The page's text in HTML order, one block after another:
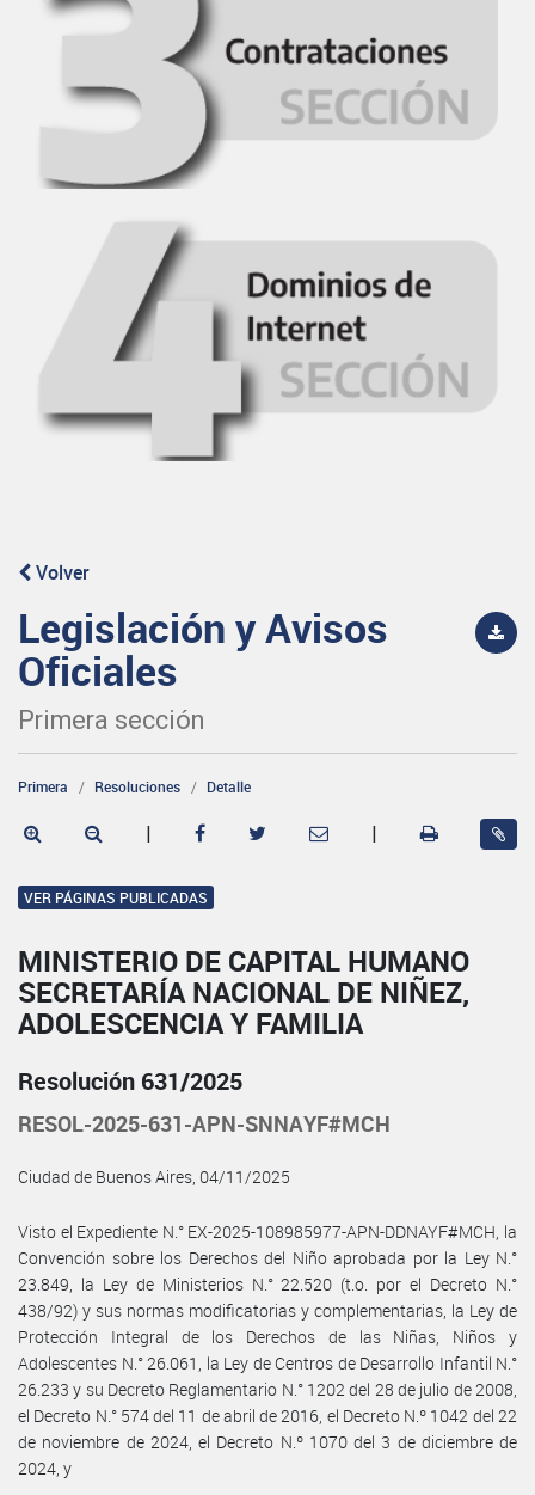
Volver
Legislación y Avisos
Oficiales
Primera sección
Primera Resoluciones Detalle
| |
VER PÁGINAS PUBLICADAS
MINISTERIO DE CAPITAL HUMANO
SECRETARÍA NACIONAL DE NIÑEZ,
ADOLESCENCIA Y FAMILIA
Resolución 631/2025
RESOL-2025-631-APN-SNNAYF#MCH
Ciudad de Buenos Aires, 04/11/2025
Visto el Expediente N.° EX-2025-108985977-APN-DDNAYF#MCH, la
Convención sobre los Derechos del Niño aprobada por la Ley N.°
23.849, la Ley de Ministerios N.° 22.520 (t.o. por el Decreto N.°
438/92) y sus normas modificatorias y complementarias, la Ley de
Protección Integral de los Derechos de las Niñas, Niños y
Adolescentes N.° 26.061, la Ley de Centros de Desarrollo Infantil N.°
26.233 y su Decreto Reglamentario N.° 1202 del 28 de julio de 2008,
el Decreto N.° 574 del 11 de abril de 2016, el Decreto N.º 1042 del 22
de noviembre de 2024, el Decreto N.º 1070 del 3 de diciembre de
2024, y